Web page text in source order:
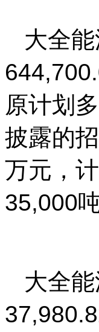
大全
原计划
披露的
万元，
35,000
大全